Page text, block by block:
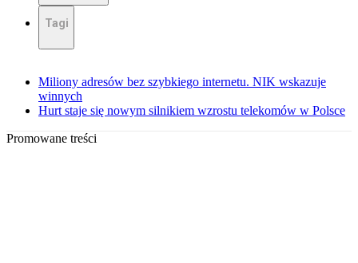
Tagi
Miliony adresów bez szybkiego internetu. NIK wskazuje
winnych
Hurt staje się nowym silnikiem wzrostu telekomów w Polsce
Promowane treści